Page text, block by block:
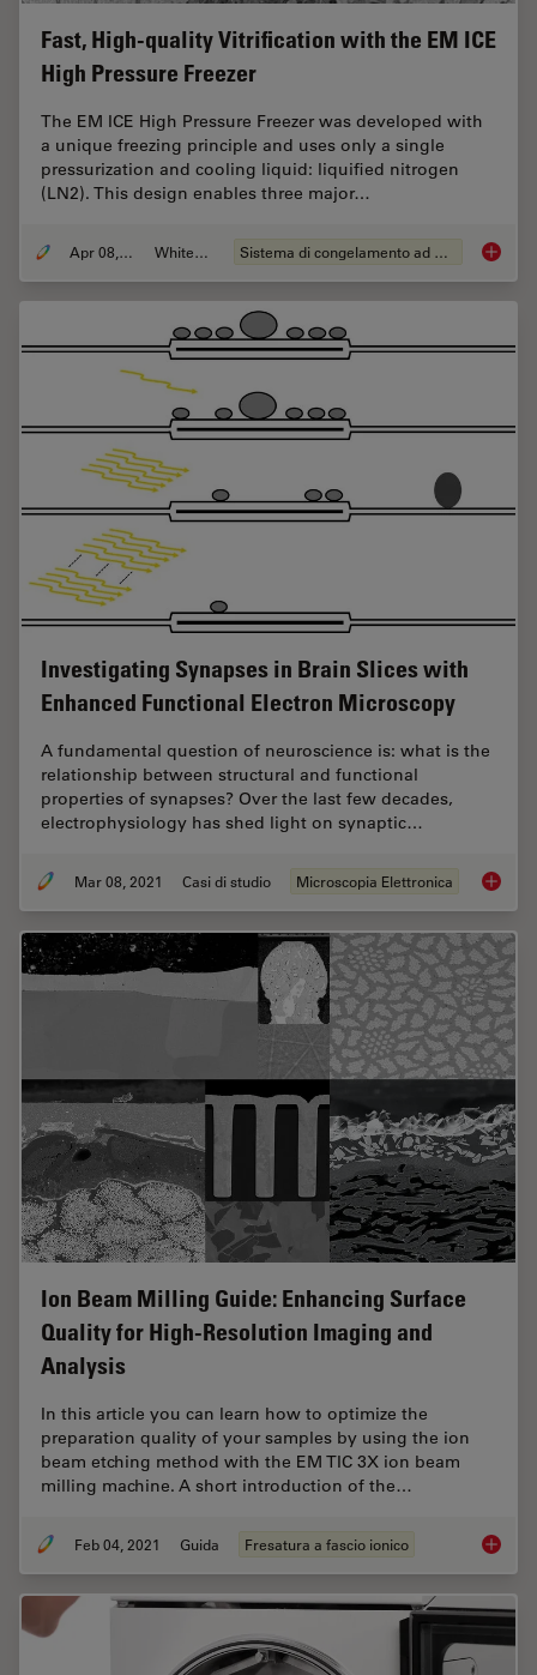
Fast, High-quality Vitrification with the EM ICE
High Pressure Freezer
The EM ICE High Pressure Freezer was developed with
a unique freezing principle and uses only a single
pressurization and cooling liquid: liquified nitrogen
(LN2). This design enables three major…
Apr 08, 2021 Whitepaper Sistema di congelamento ad alta pressione Fast,
Investigating Synapses in Brain Slices with
Enhanced Functional Electron Microscopy
A fundamental question of neuroscience is: what is the
relationship between structural and functional
properties of synapses? Over the last few decades,
electrophysiology has shed light on synaptic…
Mar 08, 2021 Casi di studio Microscopia Elettronica
Ion Beam Milling Guide: Enhancing Surface
Quality for High-Resolution Imaging and
Analysis
In this article you can learn how to optimize the
preparation quality of your samples by using the ion
beam etching method with the EM TIC 3X ion beam
milling machine. A short introduction of the…
Feb 04, 2021 Guida Fresatura a fascio ionico Ion